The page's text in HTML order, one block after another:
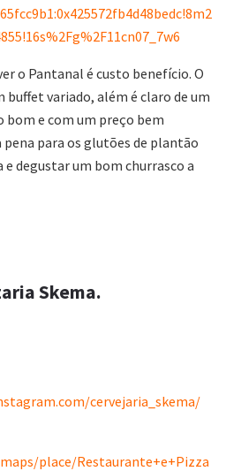
o Pantanal é custo benefício. O
variado, além é claro de um
bom e com um preço bem
pena para os glutões de plantão
degustar um bom churrasco a
Skema.
cervejaria_skema/
place/Restaurante+e+Pizza